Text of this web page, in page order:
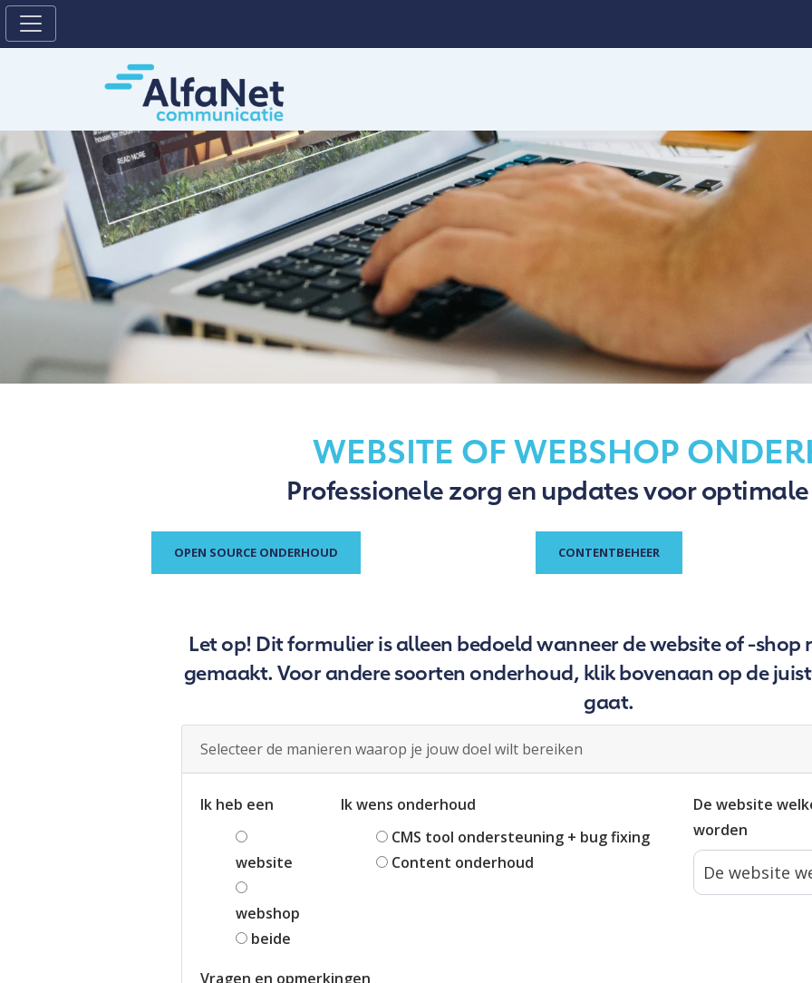
WEBSITE OF WEBSHOP
Professionele zorg en updates voor
OPEN SOURCE ONDERHOUD CONTENTBEHEER
Let op! Dit formulier is alleen bedoeld wanneer de website of -shop
gemaakt. Voor andere soorten onderhoud, klik bovenaan op de
gaat.
Selecteer de manieren waarop je jouw doel wilt bereiken
Ik heb een
website
webshop
beide
Ik wens onderhoud
CMS tool ondersteuning + bug fixing
Content onderhoud
De website
worden
Vragen en opmerkingen